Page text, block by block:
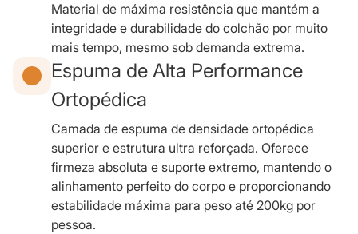
Material de máxima resistência que mantém a
integridade e durabilidade do colchão por muito
mais tempo, mesmo sob demanda extrema.
Espuma de Alta Performance
Ortopédica
Camada de espuma de densidade ortopédica
superior e estrutura ultra reforçada. Oferece
firmeza absoluta e suporte extremo, mantendo o
alinhamento perfeito do corpo e proporcionando
estabilidade máxima para peso até 200kg por
pessoa.